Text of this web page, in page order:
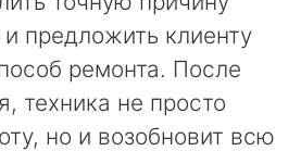
предложить клиенту
ремонта. После
техника не просто
но и возобновит всю